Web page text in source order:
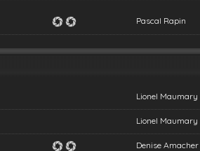
Pascal Rapin
Lionel Maumary
Lionel Maumary
Denise Amacher